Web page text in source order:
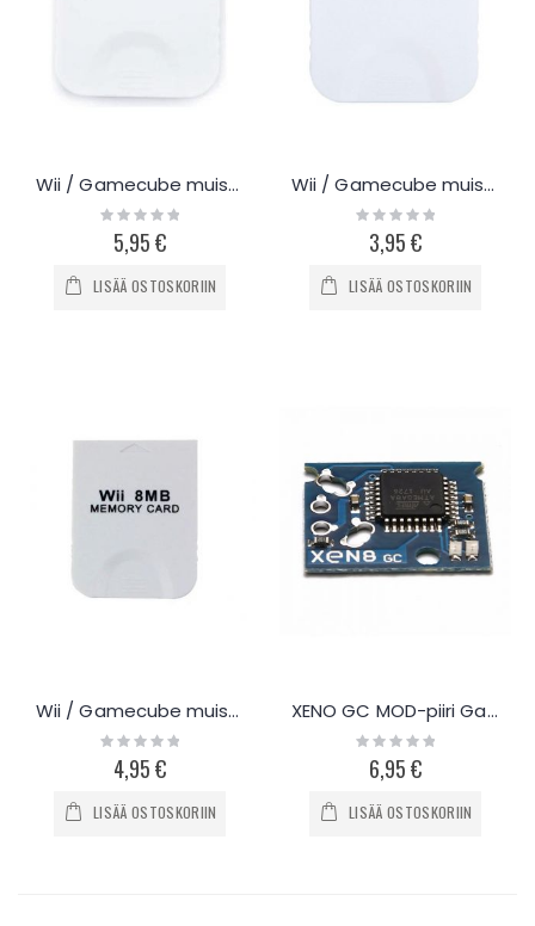
Wii / Gamecube muistikortti 128Mb
Rating:
0%5,95 €
LISÄÄ OSTOSKORIIN
Wii / Gamecube muistikortti 4Mb
Rating:
0%3,95 €
LISÄÄ OSTOSKORIIN
Wii / Gamecube muistikortti 8Mb
Rating:
0%4,95 €
LISÄÄ OSTOSKORIIN
XENO GC MOD-piiri GameCube pelikonsolille
Rating:
0%6,95 €
LISÄÄ OSTOSKORIIN